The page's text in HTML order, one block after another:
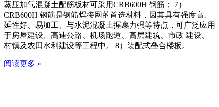
蒸压加气混凝土配筋板材可采用CRB600H 钢筋； 7）
CRB600H 钢筋是钢筋焊接网的首选材料，因其具有强度高、
延性好、易加工、与水泥混凝土握裹力强等特点，可广泛应用
于房屋建设、高速公路、机场跑道、高层建筑、市政 建设、
村镇及农田水利建设等工程中。 8）装配式叠合楼板。
阅读更多 »